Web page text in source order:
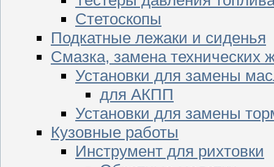
Стетоскопы
Подкатные лежаки и сиденья
Смазка, замена технических
Установки для замены
для АКПП
Установки для замены
Кузовные работы
Инструмент для рихтовки